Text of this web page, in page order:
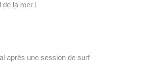
de la mer !
après une session de surf